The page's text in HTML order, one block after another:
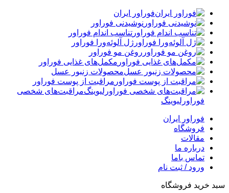
فوراور ایران
نوشیدنی فوراور
تناسب اندام فوراور
ژل آلوئه‌ورا فوراور
روغن مو فوراور
مکمل‌های غذایی فوراور
محصولات زنبور عسل
مراقبت از پوست فوراور
مراقبت‌های شخصی
فوراورلیوینگ
فوراور ایران
فروشگاه
مقالات
درباره ما
تماس باما
ورود / ثبت نام
سبد خرید فروشگاه